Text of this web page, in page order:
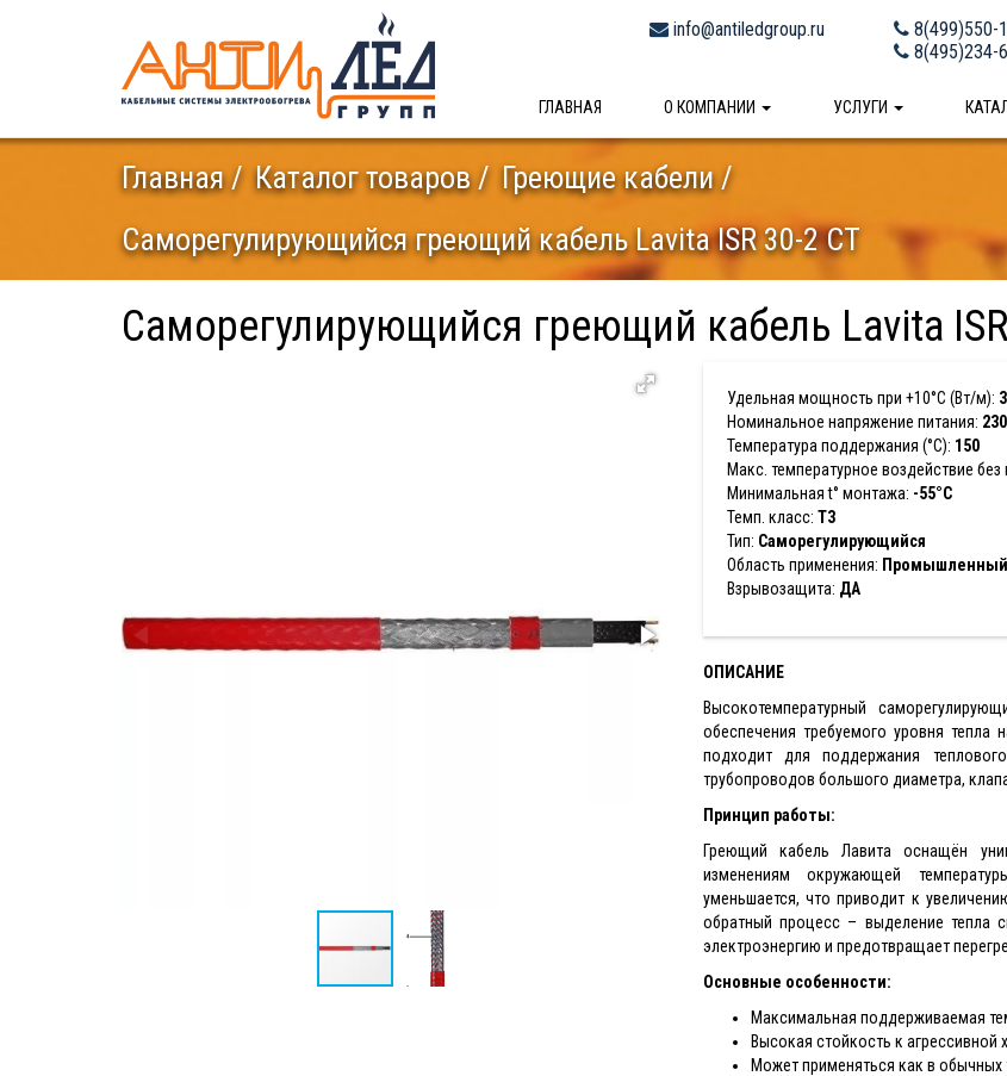
info@antiledgroup.ru
8(499)550-
8(495)234-
ГЛАВНАЯ О КОМПАНИИ УСЛУГИ
Главная Каталог товаров
Греющие кабели
Саморегулирующийся греющий кабель Lavita ISR 30-2 CT
Саморегулирующийся греющий кабель Lavita
Удельная мощность при +10°С (Вт/м):
Номинальное напряжение питания:
Температура поддержания (°С): 150
Макс. температурное воздействие без
Минимальная t° монтажа: -55°С
Темп. класс: Т3
Тип: Саморегулирующийся
Область применения: Промышленный
Взрывозащита: ДА
ОПИСАНИЕ
Высокотемпературный
обеспечения требуемого уровня тепла
подходит для поддержания
трубопроводов большого диаметра,
Принцип работы:
Греющий кабель Лавита оснащён
изменениям окружающей
уменьшается, что приводит к
обратный процесс – выделение тепла
электроэнергию и предотвращает
Основные особенности:
Максимальная поддерживаемая
Высокая стойкость к агрессивной
Может применяться как в обычных